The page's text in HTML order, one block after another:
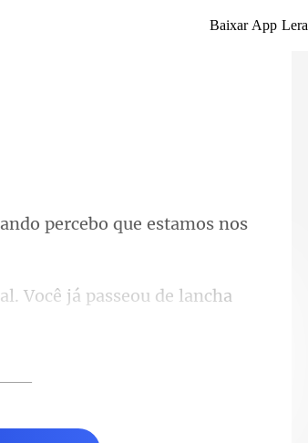
Baixar App Lera
percebo que esta
Vo
——